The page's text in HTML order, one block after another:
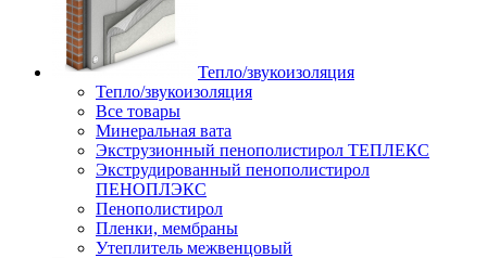
Тепло/звукоизоляция
Тепло/звукоизоляция
Все товары
Минеральная вата
Экструзионный пенополистирол ТЕПЛЕКС
Экструдированный пенополистирол
ПЕНОПЛЭКС
Пенополистирол
Пленки, мембраны
Утеплитель межвенцовый